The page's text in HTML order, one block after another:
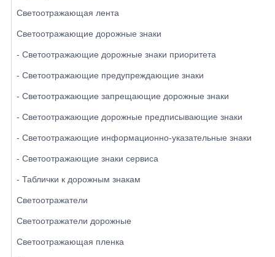
Светоотражающая лента
Светоотражающие дорожные знаки
- Светоотражающие дорожные знаки приоритета
- Светоотражающие предупреждающие знаки
- Светоотражающие запрещающие дорожные знаки
- Светоотражающие дорожные предписывающие знаки
- Светоотражающие информационно-указательные знаки
- Светоотражающие знаки сервиса
- Таблички к дорожным знакам
Светоотражатели
Светоотражатели дорожные
Светоотражающая пленка